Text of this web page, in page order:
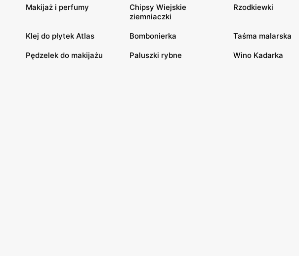
Makijaż i perfumy
Chipsy Wiejskie
ziemniaczki
Rzodkiewki
Klej do płytek Atlas Bombonierka Taśma malarska
Pędzelek do makijażu Paluszki rybne Wino Kadarka